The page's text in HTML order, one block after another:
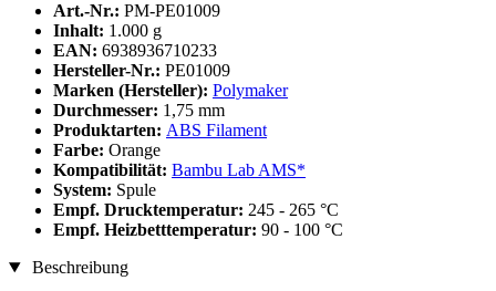
Art.-Nr.: PM-PE01009
Inhalt: 1.000 g
EAN: 6938936710233
Hersteller-Nr.: PE01009
Marken (Hersteller): Polymaker
Durchmesser: 1,75 mm
Produktarten: ABS Filament
Farbe: Orange
Kompatibilität: Bambu Lab AMS*
System: Spule
Empf. Drucktemperatur: 245 - 265 °C
Empf. Heizbetttemperatur: 90 - 100 °C
Beschreibung